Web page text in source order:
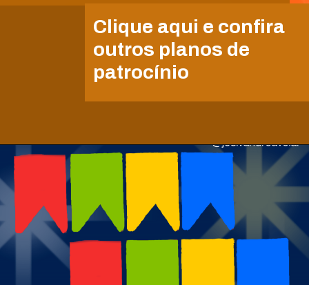
Clique aqui e confira
outros planos de
patrocínio